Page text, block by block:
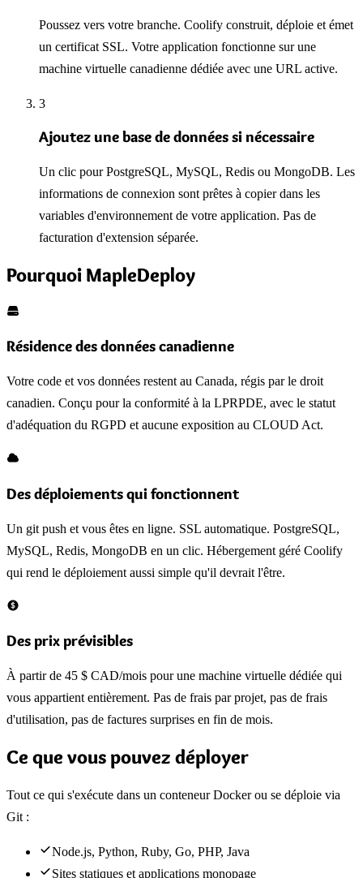
Poussez vers votre branche. Coolify construit, déploie et émet
un certificat SSL. Votre application fonctionne sur une
machine virtuelle canadienne dédiée avec une URL active.
3
Ajoutez une base de données si nécessaire
Un clic pour PostgreSQL, MySQL, Redis ou MongoDB. Les
informations de connexion sont prêtes à copier dans les
variables d'environnement de votre application. Pas de
facturation d'extension séparée.
Pourquoi MapleDeploy
Résidence des données canadienne
Votre code et vos données restent au Canada, régis par le droit
canadien. Conçu pour la conformité à la LPRPDE, avec le statut
d'adéquation du RGPD et aucune exposition au CLOUD Act.
Des déploiements qui fonctionnent
Un git push et vous êtes en ligne. SSL automatique. PostgreSQL,
MySQL, Redis, MongoDB en un clic. Hébergement géré Coolify
qui rend le déploiement aussi simple qu'il devrait l'être.
Des prix prévisibles
À partir de 45 $ CAD/mois pour une machine virtuelle dédiée qui
vous appartient entièrement. Pas de frais par projet, pas de frais
d'utilisation, pas de factures surprises en fin de mois.
Ce que vous pouvez déployer
Tout ce qui s'exécute dans un conteneur Docker ou se déploie via
Git :
Node.js, Python, Ruby, Go, PHP, Java
Sites statiques et applications monopage